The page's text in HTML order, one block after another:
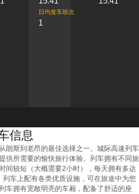
日均发车班次
1
信息
朗斯到老昂的最佳选择之一。城际高速列车
供所需要的愉快旅行体验。列车拥有不同旅
间较短（大概需要2小时），每天拥有多达
车上配有各类优质设施，可在旅途中为您
车拥有宽敞明亮的车厢，配备了舒适的座